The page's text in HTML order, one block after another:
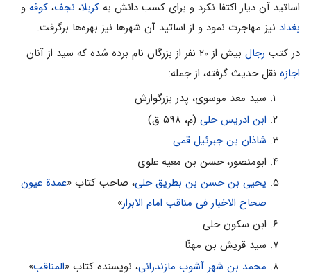
اساتید آن دیار اکتفا نکرد و براى کسب دانش به کربلا، نجف، کوفه و
بغداد نیز مهاجرت نمود و از اساتید آن شهرها نیز بهره‌ها برگرفت.
در کتب رجال بیش از ۲۰ نفر از بزرگان نام برده شده که سید از آنان
اجازه نقل حدیث گرفته، از جمله:
سید معد موسوى، پدر بزرگوارش
ابن ادریس حلى(‌م، ۵۹۸ ق)
شاذان بن جبرئیل قمى
ابومنصور، حسن بن معیه علوى
یحیى بن حسن بن بطریق حلى، صاحب کتاب «عمدة عیون
صحاح الاخبار فی مناقب امام الابرار»
ابن سکون حلى
سید قریش بن مهنّا
محمد بن شهر آشوب مازندرانى، نویسنده کتاب «المناقب»